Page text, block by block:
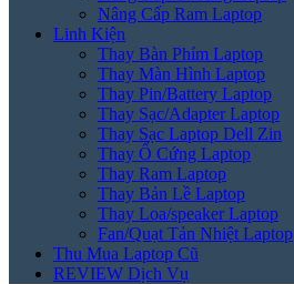
Nâng Cấp Ram Laptop
Linh Kiện
Thay Bàn Phím Laptop
Thay Màn Hình Laptop
Thay Pin/Battery Laptop
Thay Sạc/Adapter Laptop
Thay Sạc Laptop Dell Zin
Thay Ổ Cứng Laptop
Thay Ram Laptop
Thay Bản Lề Laptop
Thay Loa/speaker Laptop
Fan/Quạt Tản Nhiệt Laptop
Thu Mua Laptop Cũ
REVIEW Dịch Vụ